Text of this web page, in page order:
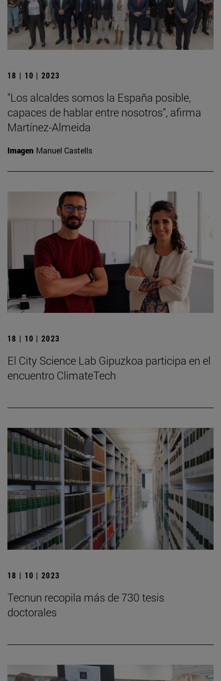
18 | 10 | 2023
"Los alcaldes somos la España posible,
capaces de hablar entre nosotros", afirma
Martínez-Almeida
Imagen Manuel Castells
18 | 10 | 2023
El City Science Lab Gipuzkoa participa en el
encuentro ClimateTech
18 | 10 | 2023
Tecnun recopila más de 730 tesis
doctorales